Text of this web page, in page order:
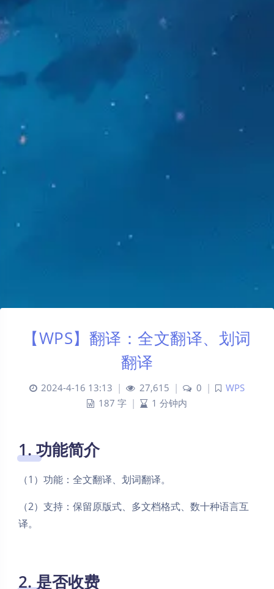
【WPS】翻译：全文翻译、划词
翻译
2024-4-16 13:13 27,615 0
WPS
187 字
1 分钟内
1. 功能简介
（1）功能：全文翻译、划词翻译。
（2）支持：保留原版式、多文档格式、数十种语言互
译。
2. 是否收费